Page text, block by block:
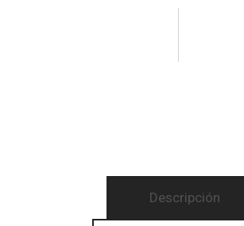
Descripción